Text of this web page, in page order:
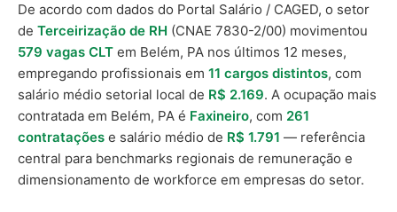
De acordo com dados do Portal Salário / CAGED, o setor
de Terceirização de RH (CNAE 7830-2/00) movimentou
579 vagas CLT em Belém, PA nos últimos 12 meses,
empregando profissionais em 11 cargos distintos, com
salário médio setorial local de R$ 2.169. A ocupação mais
contratada em Belém, PA é Faxineiro, com 261
contratações e salário médio de R$ 1.791 — referência
central para benchmarks regionais de remuneração e
dimensionamento de workforce em empresas do setor.